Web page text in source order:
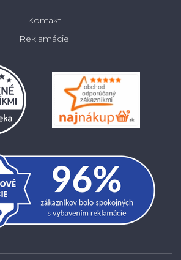
Kontakt
Reklamácie